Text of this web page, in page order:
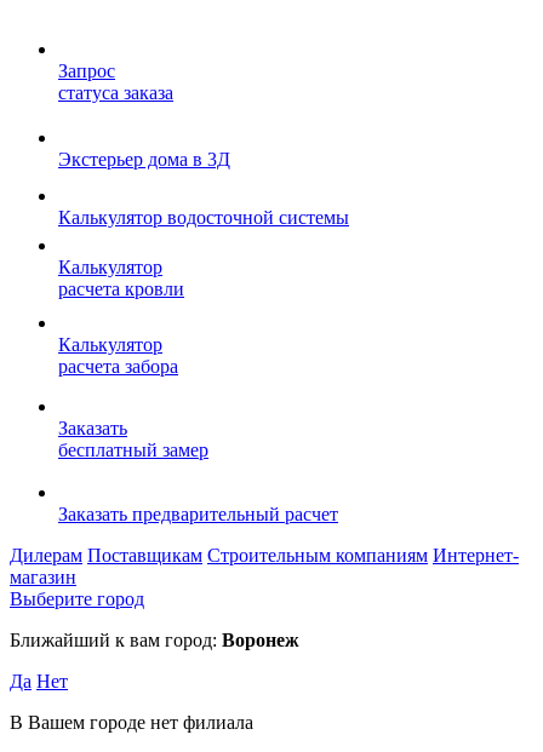
Запрос
статуса заказа
Экстерьер дома в 3Д
Калькулятор водосточной системы
Калькулятор
расчета кровли
Калькулятор
расчета забора
Заказать
бесплатный замер
Заказать предварительный расчет
Дилерам Поставщикам Строительным компаниям Интернет-
магазин
Выберите город
Ближайший к вам город: Воронеж
Да Нет
В Вашем городе нет филиала